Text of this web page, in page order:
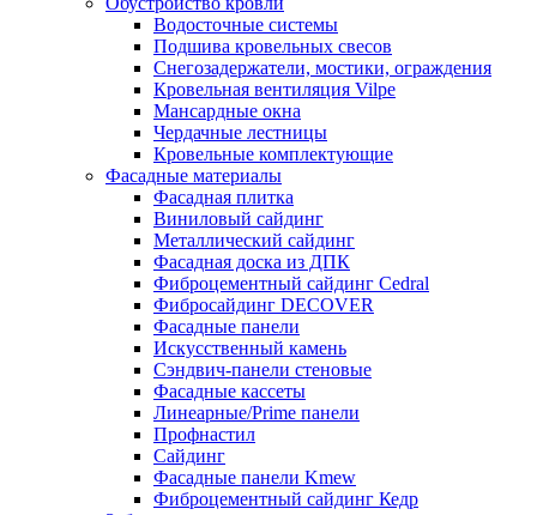
Водосточные системы
Подшива кровельных свесов
Снегозадержатели, мостики, ограждения
Кровельная вентиляция Vilpe
Мансардные окна
Чердачные лестницы
Кровельные комплектующие
Фасадные материалы
Фасадная плитка
Виниловый сайдинг
Металлический сайдинг
Фасадная доска из ДПК
Фиброцементный сайдинг Cedral
Фибросайдинг DECOVER
Фасадные панели
Искусственный камень
Сэндвич-панели стеновые
Фасадные кассеты
Линеарные/Prime панели
Профнастил
Сайдинг
Фасадные панели Kmew
Фиброцементный сайдинг Кедр